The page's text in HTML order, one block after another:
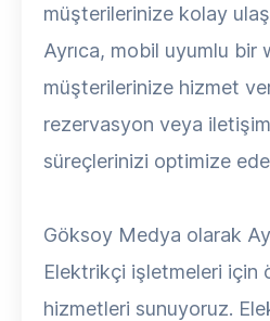
müşterilerinize kolay
Ayrıca, mobil uyumlu bir
müşterilerinize hizmet
rezervasyon veya
süreçlerinizi optimize
Göksoy Medya olarak
Elektrikçi işletmeleri için
hizmetleri sunuyoruz.